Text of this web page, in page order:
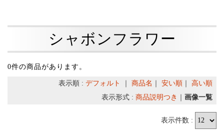
シャボンフラワー
0件の商品があります。
表示順 : デフォルト 商品名 安い順
高い順
表示形式 : 商品説明つき 画像一覧
表示件数 :